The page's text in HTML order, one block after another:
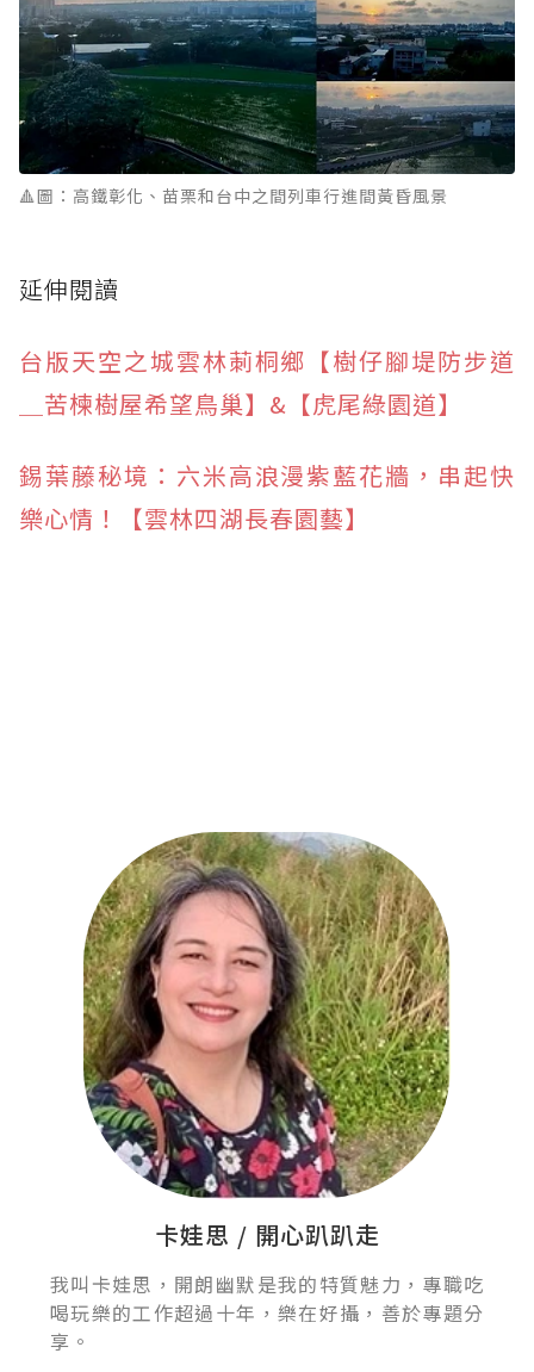
🔺圖：高鐵彰化、苗栗和台中之間列車行進間黃昏風景
延伸閱讀
台版天空之城雲林莿桐鄉【樹仔腳堤防步道
＿苦楝樹屋希望鳥巢】&【虎尾綠園道】
錫葉藤秘境：六米高浪漫紫藍花牆，串起快
樂心情！【雲林四湖長春園藝】
卡娃思 / 開心趴趴走
我叫卡娃思，開朗幽默是我的特質魅力，專職吃
喝玩樂的工作超過十年，樂在好攝，善於專題分
享。